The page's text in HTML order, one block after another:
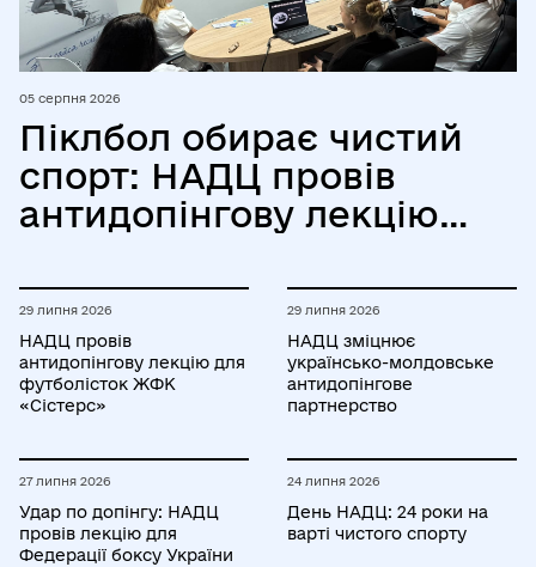
05 серпня 2026
Піклбол обирає чистий
спорт: НАДЦ провів
антидопінгову лекцію
федерації піклболу
29 липня 2026
НАДЦ провів
антидопінгову лекцію для
футболісток ЖФК
«Сістерс»
29 липня 2026
НАДЦ зміцнює
українсько-молдовське
антидопінгове
партнерство
27 липня 2026
Удар по допінгу: НАДЦ
провів лекцію для
Федерації боксу України
24 липня 2026
День НАДЦ: 24 роки на
варті чистого спорту